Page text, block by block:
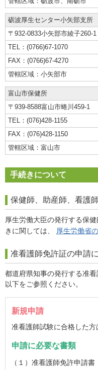
砺波厚生センター小矢部支所
〒932-0833小矢部市綾子260-1
(0766)67-1070
(0766)67-4270
小矢部市
富山市保健所
〒939-8588富山市蜷川459-1
(076)428-1155
(076)428-1150
富山市
手続きについて
保健師、助産師、看護
厚生労働大臣の発行する保
きに関しては、
厚生労働省
准看護師免許証の申請
都道府県知事の発行する准
以下をご参照ください。
新規申請
准看護師試験に合格した方
申請に必要な書類
（１）准看護師免許申請書